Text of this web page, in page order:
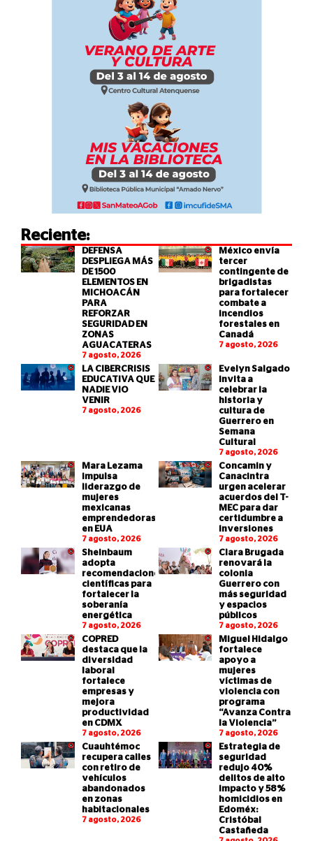
Reciente:
DEFENSA
DESPLIEGA MÁS
DE 1500
ELEMENTOS EN
MICHOACÁN
PARA
REFORZAR
SEGURIDAD EN
ZONAS
AGUACATERAS
7 agosto, 2026
México envía
tercer
contingente de
brigadistas
para fortalecer
combate a
incendios
forestales en
Canadá
7 agosto, 2026
LA CIBERCRISIS
EDUCATIVA QUE
NADIE VIO
VENIR
7 agosto, 2026
Evelyn Salgado
invita a
celebrar la
historia y
cultura de
Guerrero en
Semana
Cultural
7 agosto, 2026
Mara Lezama
impulsa
liderazgo de
mujeres
mexicanas
emprendedoras
en EUA
7 agosto, 2026
Concamin y
Canacintra
urgen acelerar
acuerdos del T-
MEC para dar
certidumbre a
inversiones
7 agosto, 2026
Sheinbaum
adopta
recomendaciones
científicas para
fortalecer la
soberanía
energética
7 agosto, 2026
Clara Brugada
renovará la
colonia
Guerrero con
más seguridad
y espacios
públicos
7 agosto, 2026
COPRED
destaca que la
diversidad
laboral
fortalece
empresas y
mejora
productividad
en CDMX
7 agosto, 2026
Miguel Hidalgo
fortalece
apoyo a
mujeres
víctimas de
violencia con
programa
“Avanza Contra
la Violencia”
7 agosto, 2026
Cuauhtémoc
recupera calles
con retiro de
vehículos
abandonados
en zonas
habitacionales
7 agosto, 2026
Estrategia de
seguridad
redujo 40%
delitos de alto
impacto y 58%
homicidios en
Edoméx:
Cristóbal
Castañeda